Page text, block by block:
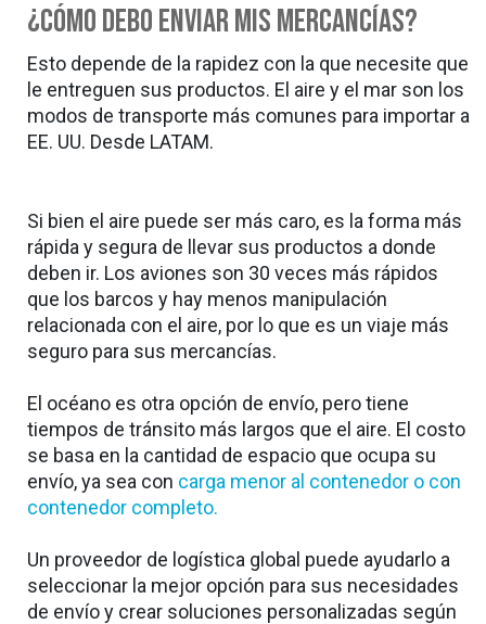
¿Cómo debo enviar mis mercancías?
Esto depende de la rapidez con la que necesite que
le entreguen sus productos. El aire y el mar son los
modos de transporte más comunes para importar a
EE. UU. Desde LATAM.
Si bien el aire puede ser más caro, es la forma más
rápida y segura de llevar sus productos a donde
deben ir. Los aviones son 30 veces más rápidos
que los barcos y hay menos manipulación
relacionada con el aire, por lo que es un viaje más
seguro para sus mercancías.
El océano es otra opción de envío, pero tiene
tiempos de tránsito más largos que el aire. El costo
se basa en la cantidad de espacio que ocupa su
envío, ya sea con carga menor al contenedor o con
contenedor completo.
Un proveedor de logística global puede ayudarlo a
seleccionar la mejor opción para sus necesidades
de envío y crear soluciones personalizadas según